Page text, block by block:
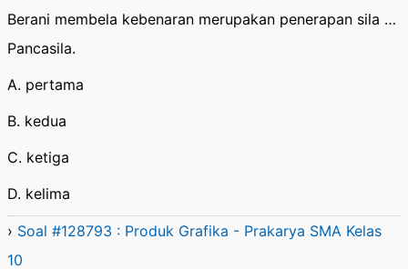
Berani membela kebenaran merupakan penerapan sila …
Pancasila.
A. pertama
B. kedua
C. ketiga
D. kelima
› Soal #128793 : Produk Grafika - Prakarya SMA Kelas
10